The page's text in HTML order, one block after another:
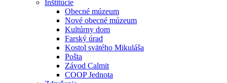
Inštitúcie
Obecné múzeum
Nové obecné múzeum
Kultúrny dom
Farský úrad
Kostol svätého Mikuláša
Pošta
Závod Calmit
COOP Jednota